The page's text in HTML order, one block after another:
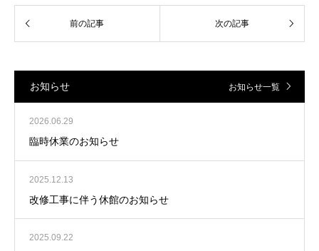
お知らせ お知らせ一覧
2026.06.29
臨時休業のお知らせ
2025.12.13
改修工事に伴う休館のお知らせ
2025.09.22